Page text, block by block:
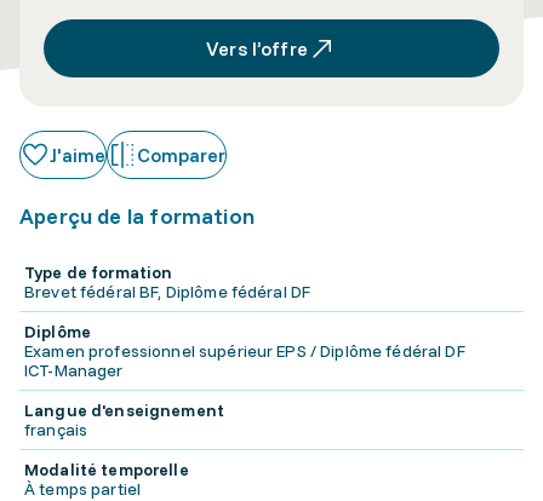
Vers l’offre
J'aime Comparer
Aperçu de la formation
Type de formation
Brevet fédéral BF, Diplôme fédéral DF
Diplôme
Examen professionnel supérieur EPS / Diplôme fédéral DF
ICT-Manager
Langue d'enseignement
français
Modalité temporelle
À temps partiel